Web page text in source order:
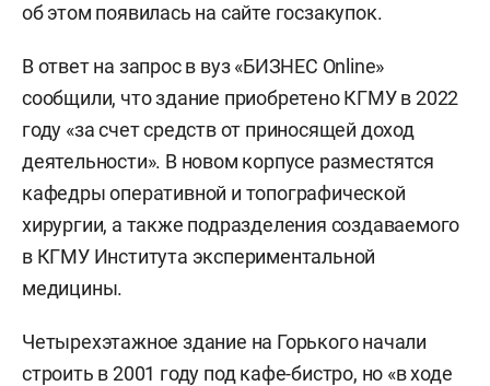
об этом появилась на сайте госзакупок.
В ответ на запрос в вуз «БИЗНЕС Online»
сообщили, что здание приобретено КГМУ в 2022
году «за счет средств от приносящей доход
деятельности». В новом корпусе разместятся
кафедры оперативной и топографической
хирургии, а также подразделения создаваемого
в КГМУ Института экспериментальной
медицины.
Четырехэтажное здание на Горького начали
строить в 2001 году под кафе-бистро, но «в ходе